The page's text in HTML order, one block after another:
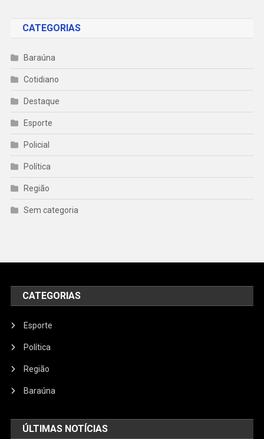
CATEGORIAS
Baraúna
Cotidiano
Destaque
Esporte
Policial
Política
Região
Sem categoria
CATEGORIAS
Esporte
Política
Região
Baraúna
ÚLTIMAS NOTÍCIAS